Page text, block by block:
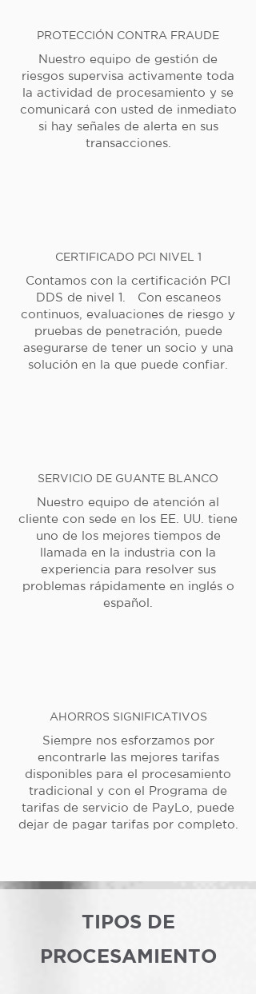
PROTECCIÓN CONTRA FRAUDE
Nuestro equipo de gestión de
riesgos supervisa activamente toda
la actividad de procesamiento y se
comunicará con usted de inmediato
si hay señales de alerta en sus
transacciones.
CERTIFICADO PCI NIVEL 1
Contamos con la certificación PCI
DDS de nivel 1. Con escaneos
continuos, evaluaciones de riesgo y
pruebas de penetración, puede
asegurarse de tener un socio y una
solución en la que puede confiar.
SERVICIO DE GUANTE BLANCO
Nuestro equipo de atención al
cliente con sede en los EE. UU. tiene
uno de los mejores tiempos de
llamada en la industria con la
experiencia para resolver sus
problemas rápidamente en inglés o
español.
AHORROS SIGNIFICATIVOS
Siempre nos esforzamos por
encontrarle las mejores tarifas
disponibles para el procesamiento
tradicional y con el Programa de
tarifas de servicio de PayLo, puede
dejar de pagar tarifas por completo.
TIPOS DE
PROCESAMIENTO